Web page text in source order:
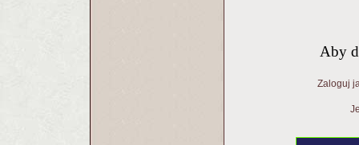
Aby
Zaloguj